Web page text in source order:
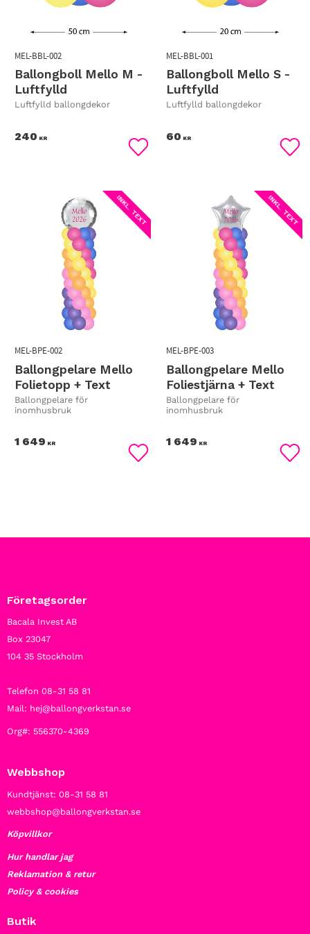
Ballongboll Mello M -
Luftfylld
Luftfylld ballongdekor
MEL-BBL-002
240 KR
Lägg till i favoriter
Ballongboll Mello S -
Luftfylld
Luftfylld ballongdekor
MEL-BBL-001
60 KR
Ballongpelare Mello
Folietopp + Text
Ballongpelare för
inomhusbruk
MEL-BPE-002
1 649 KR
INKL. TEXT
Lägg till i favoriter
Ballongpelare Mello
Foliestjärna + Text
Ballongpelare för
inomhusbruk
MEL-BPE-003
1 649 KR
INKL. TEXT
Företagsorder
Bacala Invest AB
Box 23047
104 35 Stockholm
Telefon 08-31 58 81
Mail: hej@ballongverkstan.se
Org#: 556370-4369
Webbshop
Kundtjänst: 08-31 58 81
webbshop@ballongverkstan.se
Köpvillkor
Hur handlar jag
Reklamation & retur
Policy & cookies
Butik